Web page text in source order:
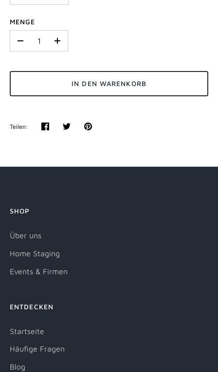
MENGE
+
IN DEN WARENKORB
Teilen:
TeilenTwitternPinnen
SHOP
Über uns
Home Staging
Events & Firmen
ENTDECKEN
Startseite
Häufige Fragen
Blog